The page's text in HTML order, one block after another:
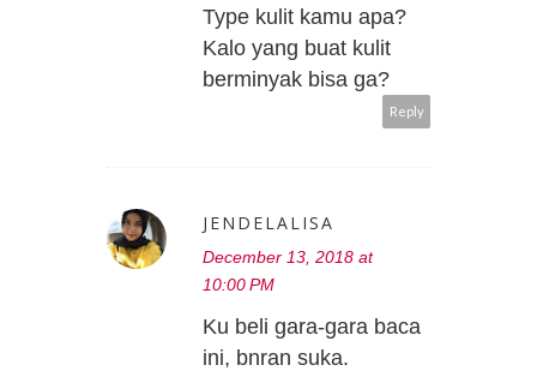
Type kulit kamu apa?
Kalo yang buat kulit
berminyak bisa ga?
Reply
JENDELALISA
December 13, 2018 at
10:00 PM
Ku beli gara-gara baca
ini, bnran suka.